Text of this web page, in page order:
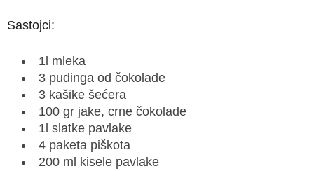
Sastojci:
1l mleka
3 pudinga od čokolade
3 kašike šećera
100 gr jake, crne čokolade
1l slatke pavlake
4 paketa piškota
200 ml kisele pavlake